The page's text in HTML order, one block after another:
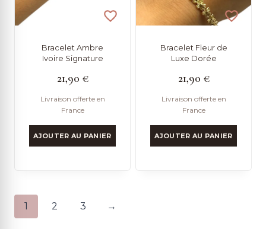
Bracelet Ambre
Ivoire Signature
21,90 €
Livraison offerte en
France
AJOUTER AU PANIER
Bracelet Fleur de
Luxe Dorée
21,90 €
Livraison offerte en
France
AJOUTER AU PANIER
1 2 3 →